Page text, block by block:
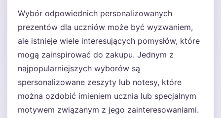
Wybór odpowiednich personalizowanych
prezentów dla uczniów może być wyzwaniem,
ale istnieje wiele interesujących pomysłów, które
mogą zainspirować do zakupu. Jednym z
najpopularniejszych wyborów są
spersonalizowane zeszyty lub notesy, które
można ozdobić imieniem ucznia lub specjalnym
motywem związanym z jego zainteresowaniami.